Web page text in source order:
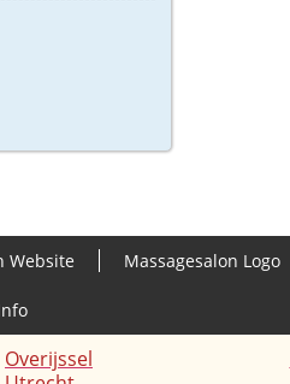
Website Massagesalon Logo
Overijssel